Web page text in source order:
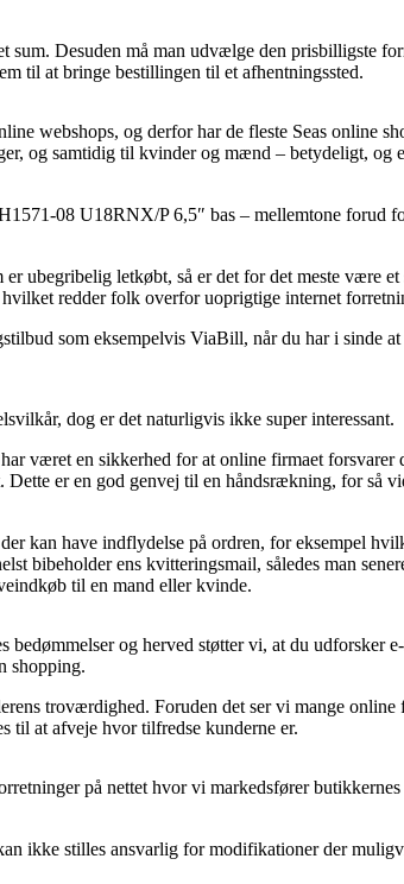
Desuden må man udvælge den prisbilligste
til at bringe bestillingen til et afhentningssted.
webshops, og derfor har de fleste Seas online
og samtidig til kvinder og mænd – betydeligt, og
08 U18RNX/P 6,5″ bas – mellemtone forud
ubegribelig letkøbt, så er det for det meste være et
redder folk overfor uoprigtige internet
som eksempelvis ViaBill, når du har i sinde at
dog er det naturligvis ikke super interessant.
været en sikkerhed for at online firmaet forsvarer
Dette er en god genvej til en håndsrækning, for så
kan have indflydelse på ordren, for eksempel
bibeholder ens kvitteringsmail, således man
til en mand eller kvinde.
og herved støtter vi, at du udforsker
shopping.
troværdighed. Foruden det ser vi mange online
til at afveje hvor tilfredse kunderne er.
på nettet hvor vi markedsfører
ikke stilles ansvarlig for modifikationer der